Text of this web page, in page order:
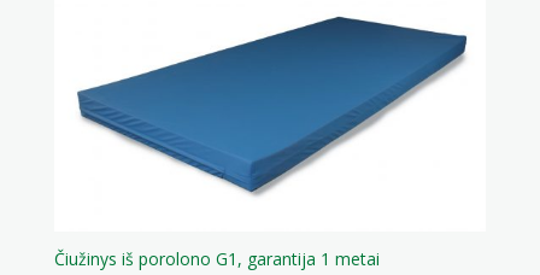
Čiužinys iš porolono G1, garantija 1 metai